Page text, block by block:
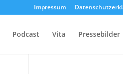
Impressum
Podcast Vita Pressebilder